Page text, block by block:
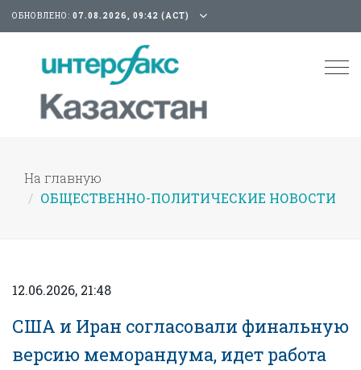
ОБНОВЛЕНО: 07.08.2026, 09:42 (АСТ)
На главную
ОБЩЕСТВЕННО-ПОЛИТИЧЕСКИЕ НОВОСТИ
12.06.2026, 21:48
США и Иран согласовали финальную
версию меморандума, идет работа